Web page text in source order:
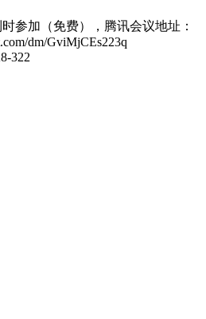
参加（免费），腾讯会议地址：
dm/GviMjCEs223q
322